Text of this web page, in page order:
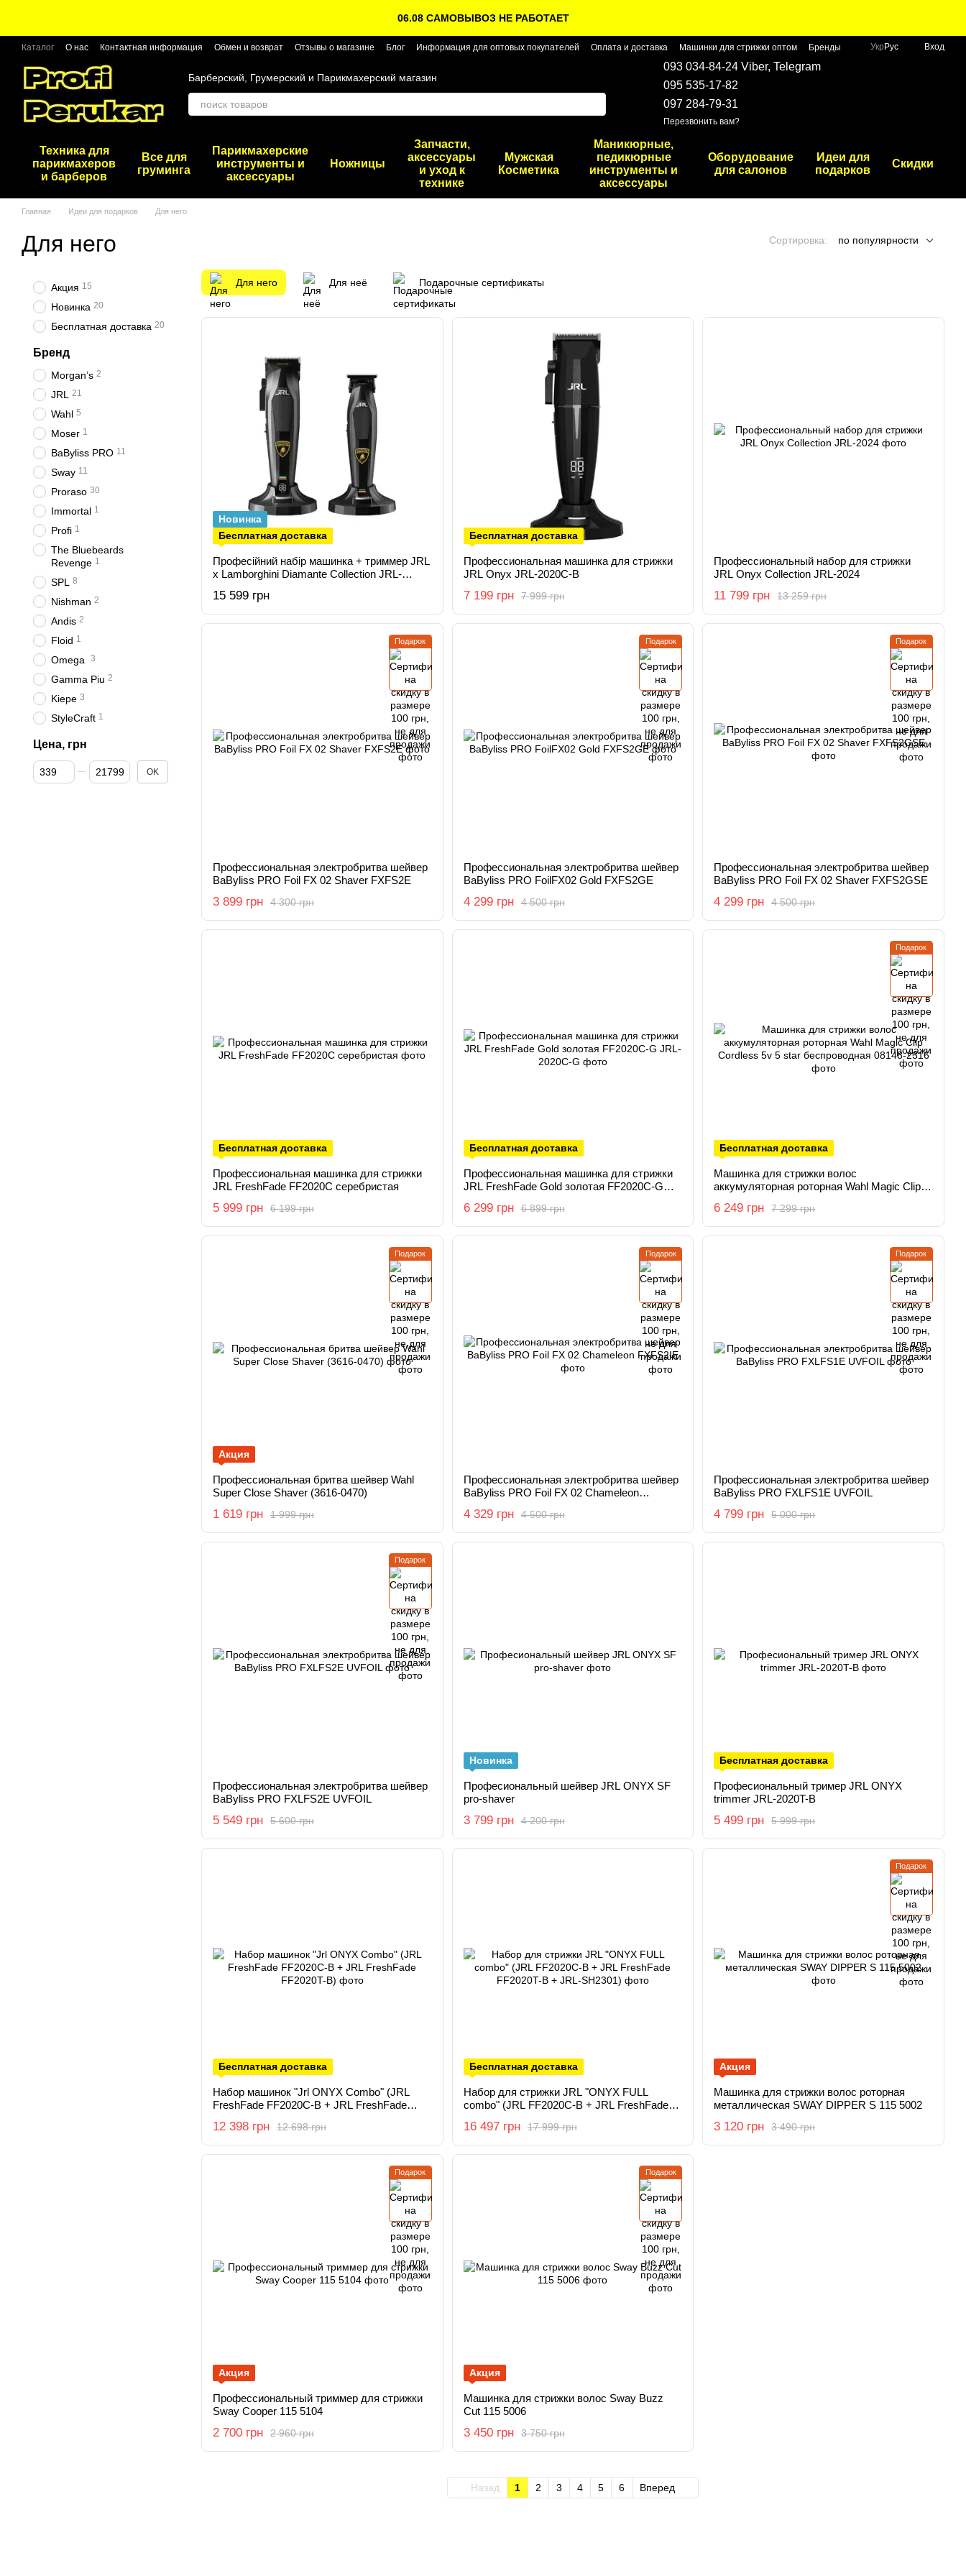
06.08 САМОВЫВОЗ НЕ РАБОТАЕТ
Каталог О нас Контактная информация Обмен и возврат Отзывы о магазине Блог Информация для оптовых покупателей Оплата и доставка Машинки для стрижки оптом Бренды Укр Рус Вход
Барберский, Грумерский и Парикмахерский магазин
093 034-84-24 Viber, Telegram
095 535-17-82
097 284-79-31
Перезвонить вам?
Техника для
парикмахеров
и барберов
Все для
груминга
Парикмахерские
инструменты и
аксессуары
Ножницы
Запчасти,
аксессуары
и уход к
технике
Мужская
Косметика
Маникюрные,
педикюрные
инструменты и
аксессуары
Оборудование
для салонов
Идеи для
подарков
Скидки
Главная Идеи для подарков Для него
Для него Сортировка: по популярности
Для него Для неё Подарочные сертификаты
Новинка
Бесплатная доставка
Професійний набір машинка + триммер JRL
x Lamborghini Diamante Collection JRL-
15 599 грн
Бесплатная доставка
Профессиональная машинка для стрижки
JRL Onyx JRL-2020C-B
7 999 грн
7 199 грн
Профессиональный набор для стрижки
JRL Onyx Collection JRL-2024
13 259 грн
11 799 грн
Подарок
Профессиональная электробритва шейвер
BaByliss PRO Foil FX 02 Shaver FXFS2E
4 300 грн
3 899 грн
Подарок
Профессиональная электробритва шейвер
BaByliss PRO FoilFX02 Gold FXFS2GE
4 500 грн
4 299 грн
Подарок
Профессиональная электробритва шейвер
BaByliss PRO Foil FX 02 Shaver FXFS2GSE
4 500 грн
4 299 грн
Бесплатная доставка
Профессиональная машинка для стрижки
JRL FreshFade FF2020C серебристая
6 199 грн
5 999 грн
Бесплатная доставка
Профессиональная машинка для стрижки
JRL FreshFade Gold золотая FF2020C-G
6 899 грн
6 299 грн
Подарок
Бесплатная доставка
Машинка для стрижки волос
аккумуляторная роторная Wahl Magic Clip
7 299 грн
6 249 грн
Подарок
Акция
Профессиональная бритва шейвер Wahl
Super Close Shaver (3616-0470)
1 999 грн
1 619 грн
Подарок
Профессиональная электробритва шейвер
BaByliss PRO Foil FX 02 Chameleon
4 500 грн
4 329 грн
Подарок
Профессиональная электробритва шейвер
BaByliss PRO FXLFS1E UVFOIL
5 000 грн
4 799 грн
Подарок
Профессиональная электробритва шейвер
BaByliss PRO FXLFS2E UVFOIL
5 600 грн
5 549 грн
Новинка
Професиональный шейвер JRL ONYX SF
pro-shaver
4 200 грн
3 799 грн
Бесплатная доставка
Професиональный тример JRL ONYX
trimmer JRL-2020T-B
5 999 грн
5 499 грн
Бесплатная доставка
Набор машинок "Jrl ONYX Combo" (JRL
FreshFade FF2020C-B + JRL FreshFade
12 698 грн
12 398 грн
Бесплатная доставка
Набор для стрижки JRL "ONYX FULL
combo" (JRL FF2020C-B + JRL FreshFade
17 999 грн
16 497 грн
Подарок
Акция
Машинка для стрижки волос роторная
металлическая SWAY DIPPER S 115 5002
3 490 грн
3 120 грн
Подарок
Акция
Профессиональный триммер для стрижки
Sway Cooper 115 5104
2 960 грн
2 700 грн
Подарок
Акция
Машинка для стрижки волос Sway Buzz
Cut 115 5006
3 750 грн
3 450 грн
Назад 1 2 3 4 5 6 Вперед
Акция 15
Новинка 20
Бесплатная доставка 20
Бренд
Morgan’s 2
JRL 21
Wahl 5
Moser 1
BaByliss PRO 11
Sway 11
Proraso 30
Immortal 1
Profi 1
The Bluebeards
Revenge 1
SPL 8
Nishman 2
Andis 2
Floid 1
Omega 3
Gamma Piu 2
Kiepe 3
StyleCraft 1
Цена, грн
От Цена, грн
До Цена, грн OK